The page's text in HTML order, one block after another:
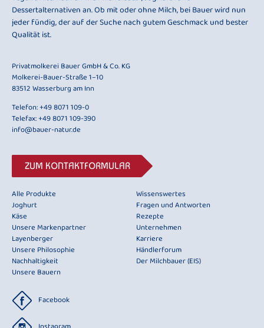
Dessertalternativen an. Ob mit oder ohne Milch, bei Bauer wird nun
jeder fündig, der auf der Suche nach gutem Geschmack und bester
Qualität ist.
Privatmolkerei Bauer GmbH & Co. KG
Molkerei-Bauer-Straße 1–10
83512 Wasserburg am Inn
Telefon:+49 8071 109-0
Telefax: +49 8071 109-390
info@bauer-natur.de
ZUM KONTAKTFORMULAR
Alle Produkte
Joghurt
Käse
Unsere Markenpartner
Layenberger
Unsere Philosophie
Nachhaltigkeit
Unsere Bauern
Wissenswertes
Fragen und Antworten
Rezepte
Unternehmen
Karriere
Händlerforum
Der Milchbauer (EIS)
Facebook